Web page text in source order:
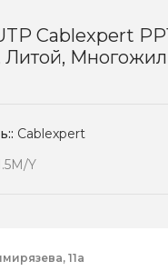
Cablexpert
Литой,
Cablexpert
Y
11а